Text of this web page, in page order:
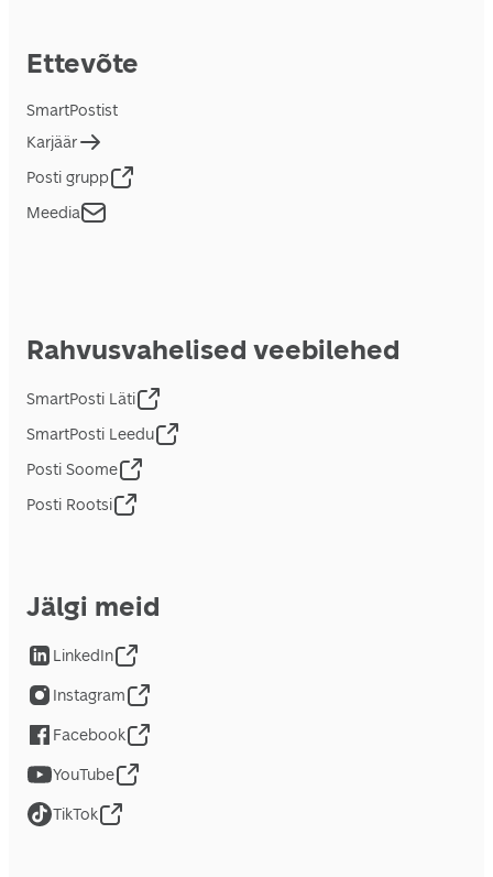
Ettevõte
SmartPostist
Karjäär
Posti grupp
Meedia
Rahvusvahelised veebilehed
SmartPosti Läti
SmartPosti Leedu
Posti Soome
Posti Rootsi
Jälgi meid
LinkedIn
Instagram
Facebook
YouTube
TikTok